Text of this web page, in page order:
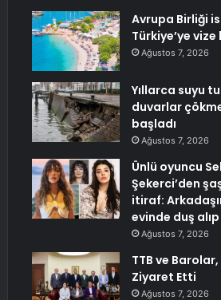
Avrupa Birliği
Türkiye’ye vize
Ağustos 7, 2026
Yıllarca suyu
duvarlar
başladı
Ağustos 7, 2026
Ünlü oyuncu
Şekerci’den
itiraf:
evinde duş
Ağustos 7, 2026
TTB ve Barolar,
Ziyaret Etti
Ağustos 7, 2026